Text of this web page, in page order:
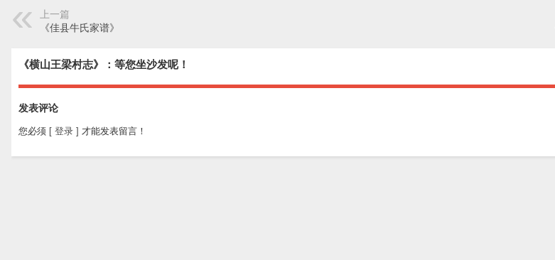
上一篇
《佳县牛氏家谱》
《横山王梁村志》：等您坐沙发呢！
发表评论
您必须 [ 登录 ] 才能发表留言！